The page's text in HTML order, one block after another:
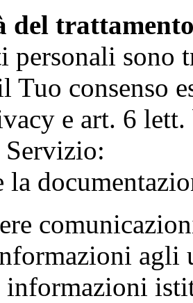
del
personali sono
Tuo consenso
e art. 6
la
agli
informazioni